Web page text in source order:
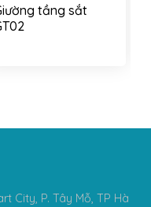
tầng sắt
City, P. Tây Mỗ, TP Hà